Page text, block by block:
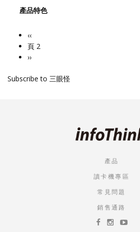
產品特色
Pagination
Previous
page
‹‹
頁 2
下
頁
››
Subscribe to 三眼怪
產品
讀卡機專區
常見問題
銷售通路